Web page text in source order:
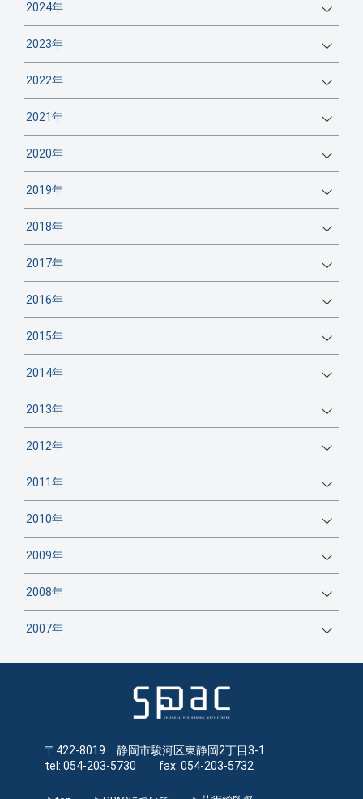
2024年
2023年
2022年
2021年
2020年
2019年
2018年
2017年
2016年
2015年
2014年
2013年
2012年
2011年
2010年
2009年
2008年
2007年
〒422-8019 静岡市駿河区東静岡2丁目3-1
tel: 054-203-5730 fax: 054-203-5732